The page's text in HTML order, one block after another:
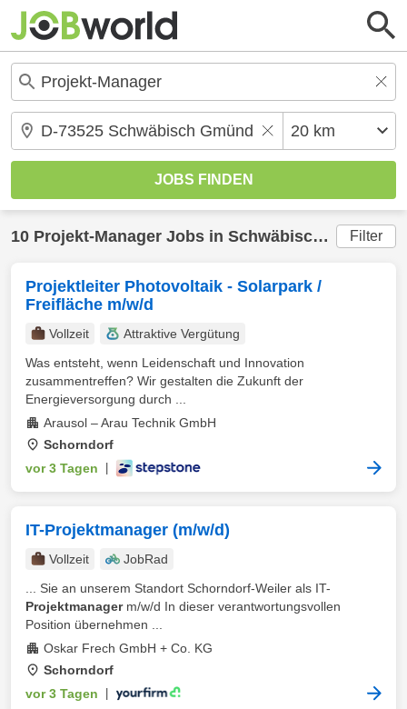
10 Projekt-Manager Jobs in Schwäbisch Gmünd Filter
Projektleiter Photovoltaik - Solarpark /
Freifläche m/w/d
Vollzeit
Attraktive Vergütung
Was entsteht, wenn Leidenschaft und Innovation
zusammentreffen? Wir gestalten die Zukunft der
Energieversorgung durch ...
Arausol – Arau Technik GmbH
Schorndorf
vor 3 Tagen
IT-Projektmanager (m/w/d)
Vollzeit
JobRad
... Sie an unserem Standort Schorndorf-Weiler als IT-
Projektmanagerm/w/d In dieser verantwortungsvollen
Position übernehmen ...
Oskar Frech GmbH + Co. KG
Schorndorf
vor 3 Tagen